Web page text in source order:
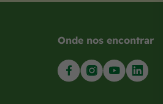
Onde nos encontrar